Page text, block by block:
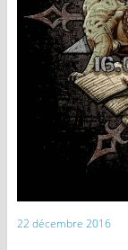
22 décembre 2016